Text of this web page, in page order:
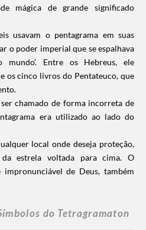
mágica de grande significado
usavam o pentagrama em suas
o poder imperial que se espalhava
mundo’. Entre os Hebreus, ele
os cinco livros do Pentateuco, que
chamado de forma incorreta de
era utilizado ao lado do
local onde deseja proteção,
estrela voltada para cima. O
impronunciável de Deus, também
do Tetragramaton